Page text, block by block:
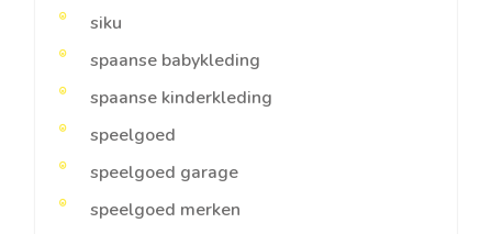
siku
spaanse babykleding
spaanse kinderkleding
speelgoed
speelgoed garage
speelgoed merken